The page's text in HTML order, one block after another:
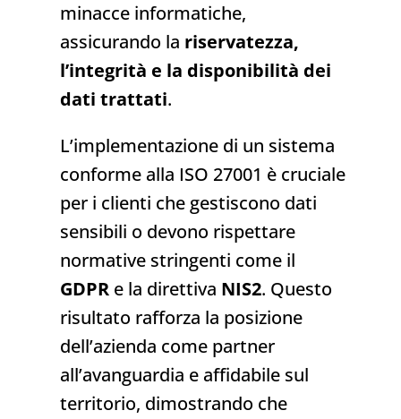
minacce informatiche,
assicurando la riservatezza,
l’integrità e la disponibilità dei
dati trattati.
L’implementazione di un sistema
conforme alla ISO 27001 è cruciale
per i clienti che gestiscono dati
sensibili o devono rispettare
normative stringenti come il
GDPR e la direttiva NIS2. Questo
risultato rafforza la posizione
dell’azienda come partner
all’avanguardia e affidabile sul
territorio, dimostrando che